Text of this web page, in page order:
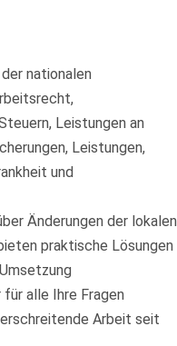
nationalen
Leistungen an
Leistungen,
und
Änderungen der lokalen
praktische Lösungen
alle Ihre Fragen
Arbeit seit